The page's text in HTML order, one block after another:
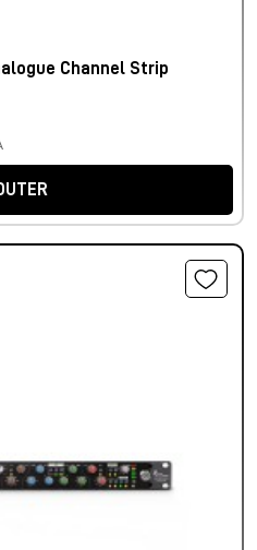
Channel Strip